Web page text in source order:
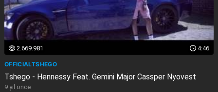
4:46
2.669.981
OFFICIALTSHEGO
Tshego - Hennessy Feat. Gemini Major Cassper Nyovest
9 yıl önce